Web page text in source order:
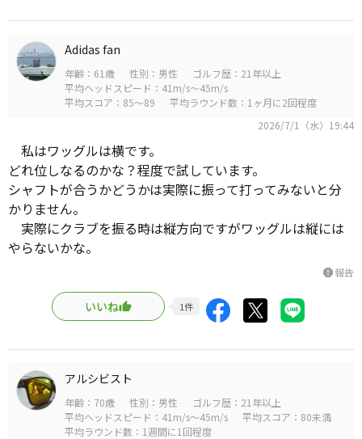
Adidas fan
年齢：61歳 性別：男性
ゴルフ歴：21年以上
平均ヘッドスピード：41m/s～45m/s
平均スコア：85～89
平均ラウンド数：1ヶ月に2回程度
2026/7/1（水）19:44
私はワッグルは横です。
どれ位しなるのかな？程度で試しています。
シャフトが合うかどうかは実際に振って打ってみないと分
かりません。
実際にクラブを振る時は縦方向ですがワッグルは縦には
やらないかな。
report報告
いいね 1件
アルシビスト
年齢：70歳 性別：男性
ゴルフ歴：21年以上
平均ヘッドスピード：41m/s～45m/s
平均スコア：80未満
平均ラウンド数：1週間に1回程度